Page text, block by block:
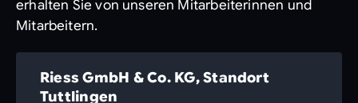
erhalten Sie von unseren Mitarbeiterinnen und
Mitarbeitern.
Riess GmbH & Co. KG, Standort
Tuttlingen